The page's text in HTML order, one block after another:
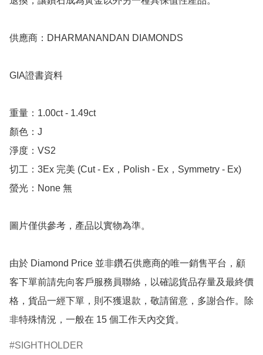
供應商：DHARMANANDAN DIAMONDS
GIA證書資料
重量：1.00ct - 1.49ct
顏色：J
淨度：VS2
切工：3Ex 完美 (Cut - Ex，Polish - Ex，Symmetry - Ex)
螢光：None 無
圖片僅供參考，產品以實物為準。
由於 Diamond Price 並非鑽石供應商的唯一銷售平台，顧
客下單前請先向客戶服務員聯絡，以確認貨品存量及最終價
格，貨品一經下單，則不獲退款，敬請留意，多謝合作。除
非特殊情況，一般在 15 個工作天內交貨。
SIGHTHOLDER